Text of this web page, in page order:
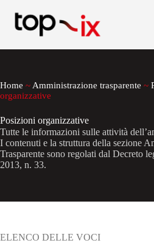
contenuto
Home ~ Amministrazione trasparente ~
organizzative
Posizioni organizzative
Tutte le informazioni sulle attività
I contenuti e la struttura della sezione
Trasparente sono regolati dal Decreto
2013, n. 33.
ELENCO DELLE VOCI